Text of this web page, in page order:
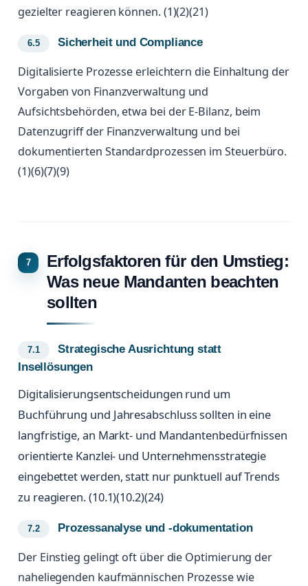
gezielter reagieren können. (1)(2)(21)
Sicherheit und Compliance
Digitalisierte Prozesse erleichtern die Einhaltung der
Vorgaben von Finanzverwaltung und
Aufsichtsbehörden, etwa bei der E-Bilanz, beim
Datenzugriff der Finanzverwaltung und bei
dokumentierten Standardprozessen im Steuerbüro.
(1)(6)(7)(9)
Erfolgsfaktoren für den Umstieg:
Was neue Mandanten beachten
sollten
Strategische Ausrichtung statt
Insellösungen
Digitalisierungsentscheidungen rund um
Buchführung und Jahresabschluss sollten in eine
langfristige, an Markt- und Mandantenbedürfnissen
orientierte Kanzlei- und Unternehmensstrategie
eingebettet werden, statt nur punktuell auf Trends
zu reagieren. (10.1)(10.2)(24)
Prozessanalyse und -dokumentation
Der Einstieg gelingt oft über die Optimierung der
naheliegenden kaufmännischen Prozesse wie